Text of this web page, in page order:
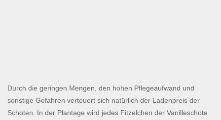
Durch die geringen Mengen, den hohen Pflegeaufwand und
sonstige Gefahren verteuert sich natürlich der Ladenpreis der
Schoten. In der Plantage wird jedes Fitzelchen der Vanilleschote